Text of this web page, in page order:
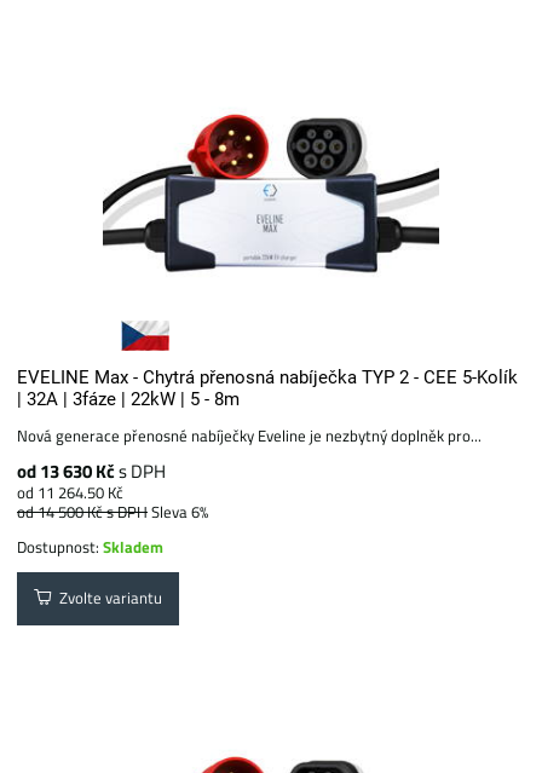
EVELINE Max - Chytrá přenosná nabíječka TYP 2 - CEE 5-Kolík
| 32A | 3fáze | 22kW | 5 - 8m
Nová generace přenosné nabíječky Eveline je nezbytný doplněk pro...
od 13 630 Kčs DPH
od 11 264.50 Kč
od 14 500 Kčs DPHSleva 6%
Dostupnost:Skladem
Zvolte variantu